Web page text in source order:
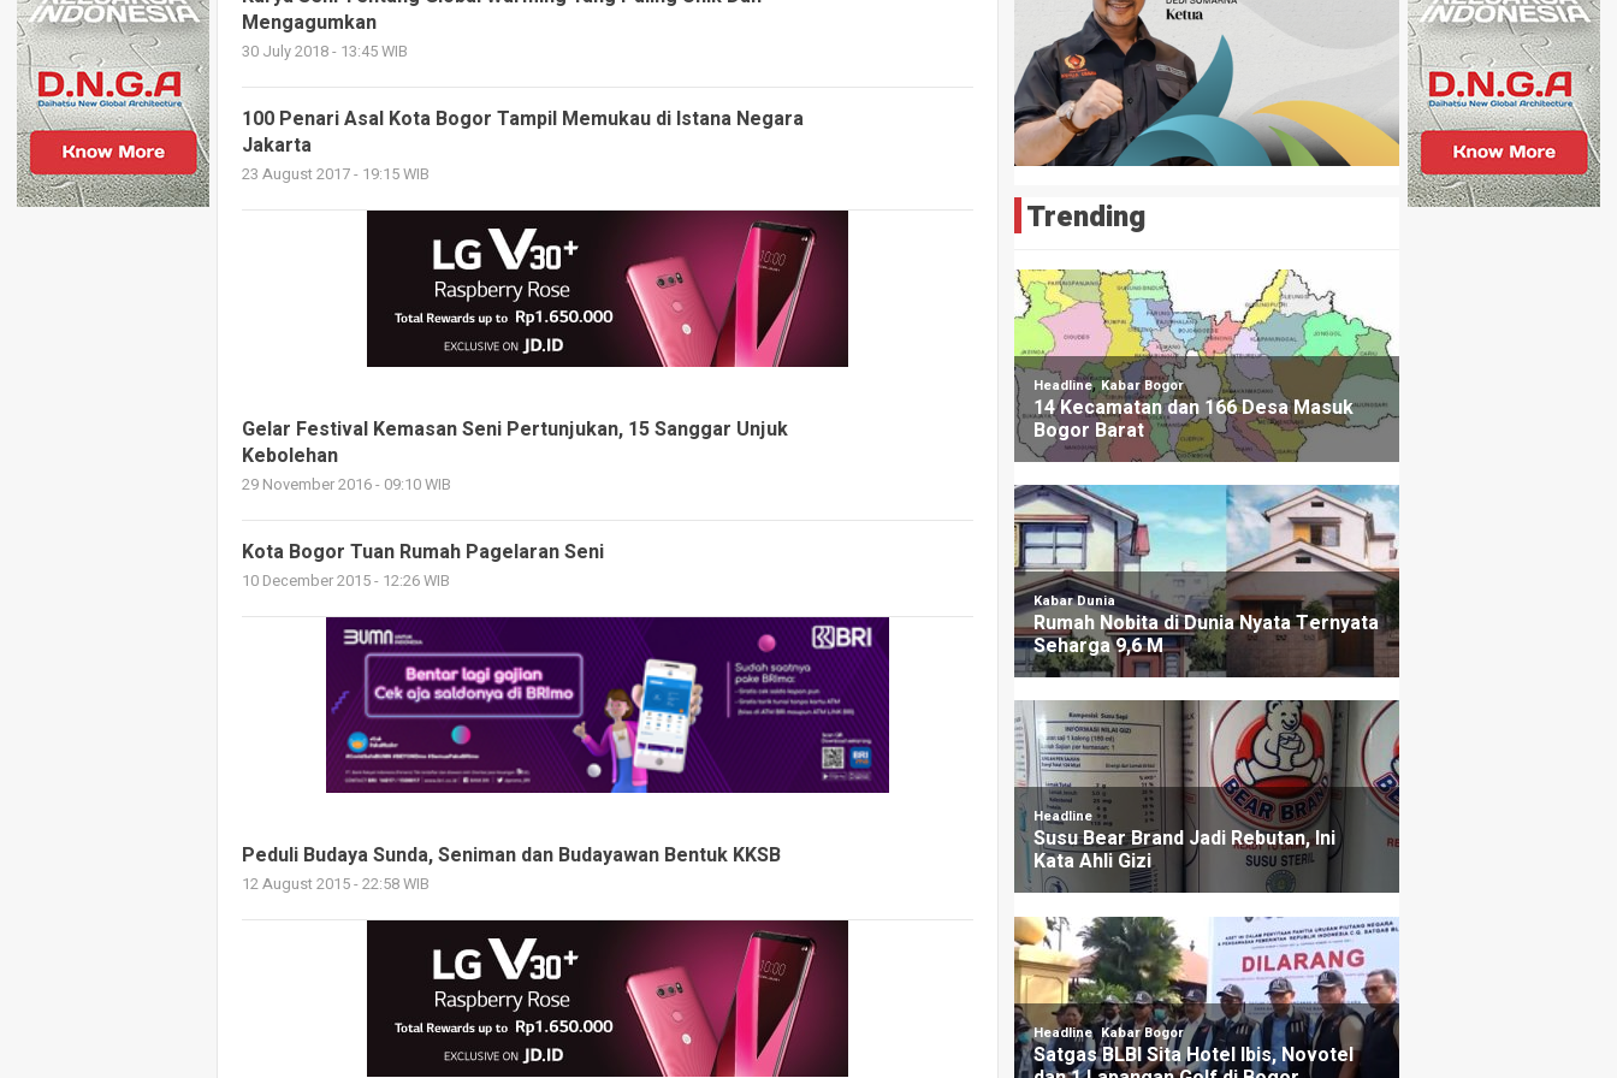
Mengagumkan
30 July 2018 - 13:45 WIB
100 Penari Asal Kota Bogor Tampil Memukau di Istana Negara
Jakarta
23 August 2017 - 19:15 WIB
Gelar Festival Kemasan Seni Pertunjukan, 15 Sanggar Unjuk
Kebolehan
29 November 2016 - 09:10 WIB
Kota Bogor Tuan Rumah Pagelaran Seni
10 December 2015 - 12:26 WIB
Peduli Budaya Sunda, Seniman dan Budayawan Bentuk KKSB
12 August 2015 - 22:58 WIB
Trending